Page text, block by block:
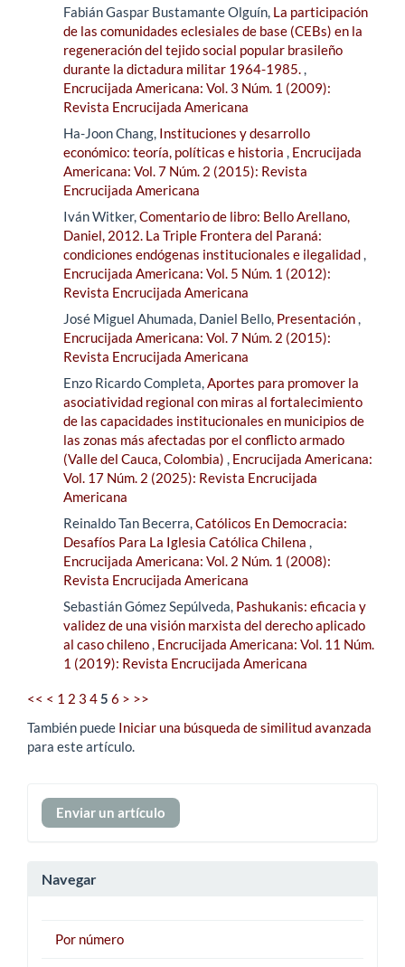
Fabián Gaspar Bustamante Olguín, La participación
de las comunidades eclesiales de base (CEBs) en la
regeneración del tejido social popular brasileño
durante la dictadura militar 1964-1985.,
Encrucijada Americana: Vol. 3 Núm. 1 (2009):
Revista Encrucijada Americana
Ha-Joon Chang, Instituciones y desarrollo
económico: teoría, políticas e historia , Encrucijada
Americana: Vol. 7 Núm. 2 (2015): Revista
Encrucijada Americana
Iván Witker,Comentario de libro: Bello Arellano,
Daniel, 2012. La Triple Frontera del Paraná:
condiciones endógenas institucionales e ilegalidad,
Encrucijada Americana: Vol. 5 Núm. 1 (2012):
Revista Encrucijada Americana
José Miguel Ahumada, Daniel Bello, Presentación,
Encrucijada Americana: Vol. 7 Núm. 2 (2015):
Revista Encrucijada Americana
Enzo Ricardo Completa,Aportes para promover la
asociatividad regional con miras al fortalecimiento
de las capacidades institucionales en municipios de
las zonas más afectadas por el conflicto armado
(Valle del Cauca, Colombia) , Encrucijada Americana:
Vol. 17 Núm. 2 (2025): Revista Encrucijada
Americana
Reinaldo Tan Becerra,Católicos En Democracia:
Desafíos Para La Iglesia Católica Chilena ,
Encrucijada Americana: Vol. 2 Núm. 1 (2008):
Revista Encrucijada Americana
Sebastián Gómez Sepúlveda, Pashukanis: eficacia y
validez de una visión marxista del derecho aplicado
al caso chileno, Encrucijada Americana: Vol. 11 Núm.
1 (2019): Revista Encrucijada Americana
<< < 1 2 3 45 6 > >>
También puede Iniciar una búsqueda de similitud avanzada
para este artículo.
Enviar
un
Enviar un artículo
Navegar
Por número